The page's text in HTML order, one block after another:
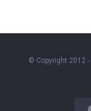
© Copyright 2012 -